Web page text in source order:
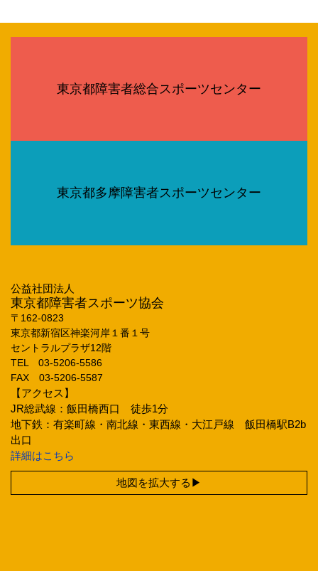
東京都障害者総合スポーツセンター
東京都多摩障害者スポーツセンター
公益社団法人
東京都障害者スポーツ協会
〒162‐0823
東京都新宿区神楽河岸１番１号
セントラルプラザ12階
TEL 03‐5206‐5586
FAX 03‐5206‐5587
【アクセス】
JR総武線：飯田橋西口 徒歩1分
地下鉄：有楽町線・南北線・東西線・大江戸線 飯田橋駅B2b
出口
詳細はこちら
地図を拡大する